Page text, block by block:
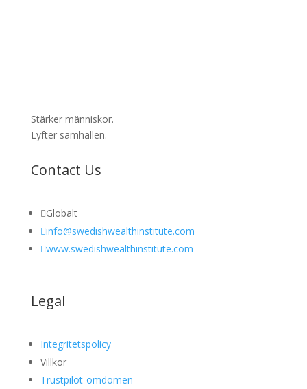
Stärker människor.
Lyfter samhällen.
Contact Us
Globalt
info@swedishwealthinstitute.com
www.swedishwealthinstitute.com
Legal
Integritetspolicy
Villkor
Trustpilot-omdömen